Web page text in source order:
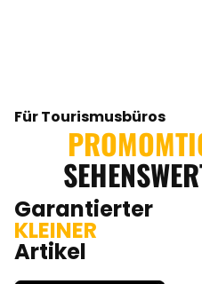
Für Tourismusbüros
Garantierter
KLEINER
Artikel